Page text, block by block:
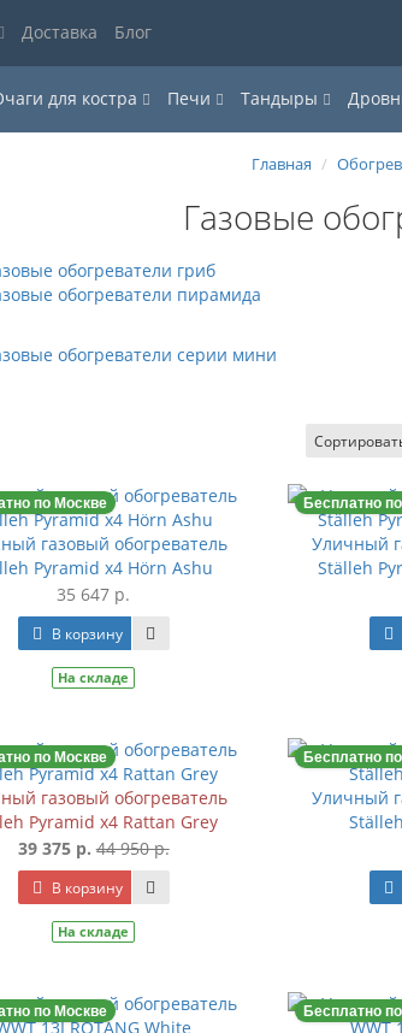
Доставка Блог
для костра Печи Тандыры
Главная
Газовые
обогреватели гриб
обогреватели пирамида
обогреватели серии мини
по Москве
газовый обогреватель
Pyramid x4 Hörn Ashu
35 647 р.
В корзину
На складе
Бесплатно
Уличный
Ställeh
по Москве
газовый обогреватель
Pyramid x4 Rattan Grey
39 375 р. 44 950 р.
В корзину
На складе
Бесплатно
Уличный
по Москве Бесплатно